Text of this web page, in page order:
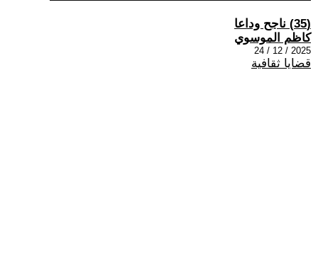
(35) ناجح وداعا
كاظم الموسوي
2025 / 12 / 24
قضايا ثقافية